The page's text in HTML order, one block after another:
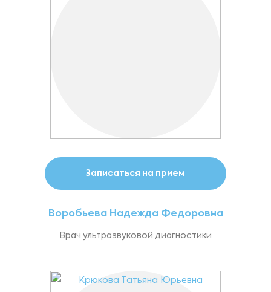
Записаться на прием
Воробьева Надежда Федоровна
Врач ультразвуковой диагностики